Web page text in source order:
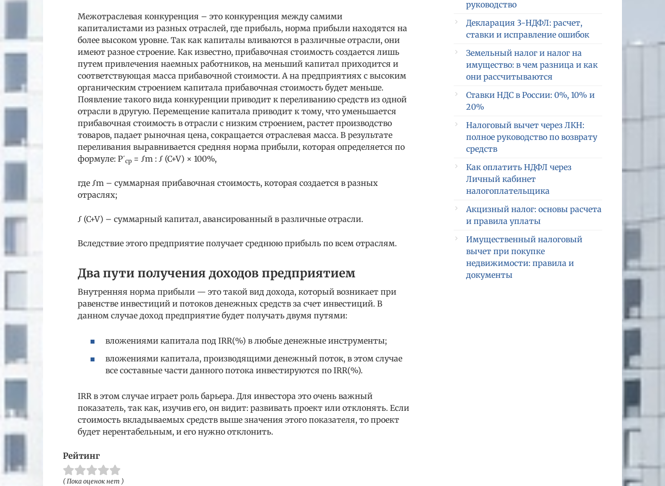
Межотраслевая конкуренция – это конкуренция между самими
капиталистами из разных отраслей, где прибыль, норма прибыли находятся на
более высоком уровне. Так как капиталы вливаются в различные отрасли, они
имеют разное строение. Как известно, прибавочная стоимость создается лишь
путем привлечения наемных работников, на меньший капитал приходится и
соответствующая масса прибавочной стоимости. А на предприятиях с высоким
органическим строением капитала прибавочная стоимость будет меньше.
Появление такого вида конкуренции приводит к переливанию средств из одной
отрасли в другую. Перемещение капитала приводит к тому, что уменьшается
прибавочная стоимость в отрасли с низким строением, растет производство
товаров, падает рыночная цена, сокращается отраслевая масса. В результате
переливания выравнивается средняя норма прибыли, которая определяется по
формуле: P΄cp = Ʃm : Ʃ (C+V) × 100%,
где Ʃm – суммарная прибавочная стоимость, которая создается в разных
отраслях;
Ʃ (C+V) – суммарный капитал, авансированный в различные отрасли.
Вследствие этого предприятие получает среднюю прибыль по всем отраслям.
Два пути получения доходов предприятием
Внутренняя норма прибыли — это такой вид дохода, который возникает при
равенстве инвестиций и потоков денежных средств за счет инвестиций. В
данном случае доход предприятие будет получать двумя путями:
вложениями капитала под IRR(%) в любые денежные инструменты;
вложениями капитала, производящими денежный поток, в этом случае
все составные части данного потока инвестируются по IRR(%).
IRR в этом случае играет роль барьера. Для инвестора это очень важный
показатель, так как, изучив его, он видит: развивать проект или отклонять. Если
стоимость вкладываемых средств выше значения этого показателя, то проект
будет нерентабельным, и его нужно отклонить.
Рейтинг
( Пока оценок нет )
руководство
Декларация 3-НДФЛ: расчет,
ставки и исправление ошибок
Земельный налог и налог на
имущество: в чем разница и как
они рассчитываются
Ставки НДС в России: 0%, 10% и
20%
Налоговый вычет через ЛКН:
полное руководство по возврату
средств
Как оплатить НДФЛ через
Личный кабинет
налогоплательщика
Акцизный налог: основы расчета
и правила уплаты
Имущественный налоговый
вычет при покупке
недвижимости: правила и
документы